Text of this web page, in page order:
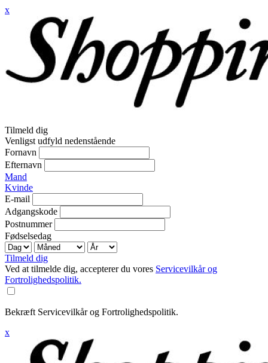
x
Tilmeld dig
Venligst udfyld nedenstående
Fornavn
Efternavn
Mand
Kvinde
E-mail
Adgangskode
Postnummer
Fødselsedag
Tilmeld dig
Ved at tilmelde dig, accepterer du vores Servicevilkår og
Fortrolighedspolitik.
Bekræft Servicevilkår og Fortrolighedspolitik.
x